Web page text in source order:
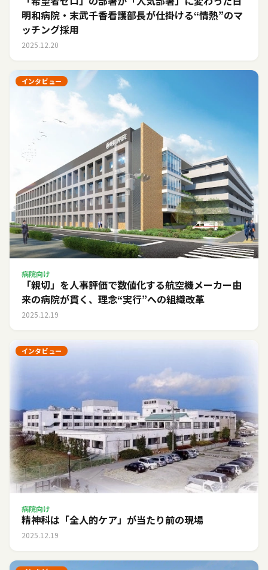
明和病院・末武千香看護部長が仕掛ける“情熱”のマ
ッチング採用
2025.12.20
インタビュー
病院向け
「親切」を人事評価で数値化する――航空機メーカー由
来の病院が貫く、理念“実行”への組織改革
2025.12.19
インタビュー
病院向け
精神科は「全人的ケア」が当たり前の現場
2025.12.19